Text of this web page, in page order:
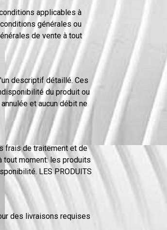
applicables à
générales ou
de vente à tout
descriptif détaillé. Ces
du produit ou
et aucun débit ne
frais de traitement et de
moment: les produits
LES PRODUITS
des livraisons requises